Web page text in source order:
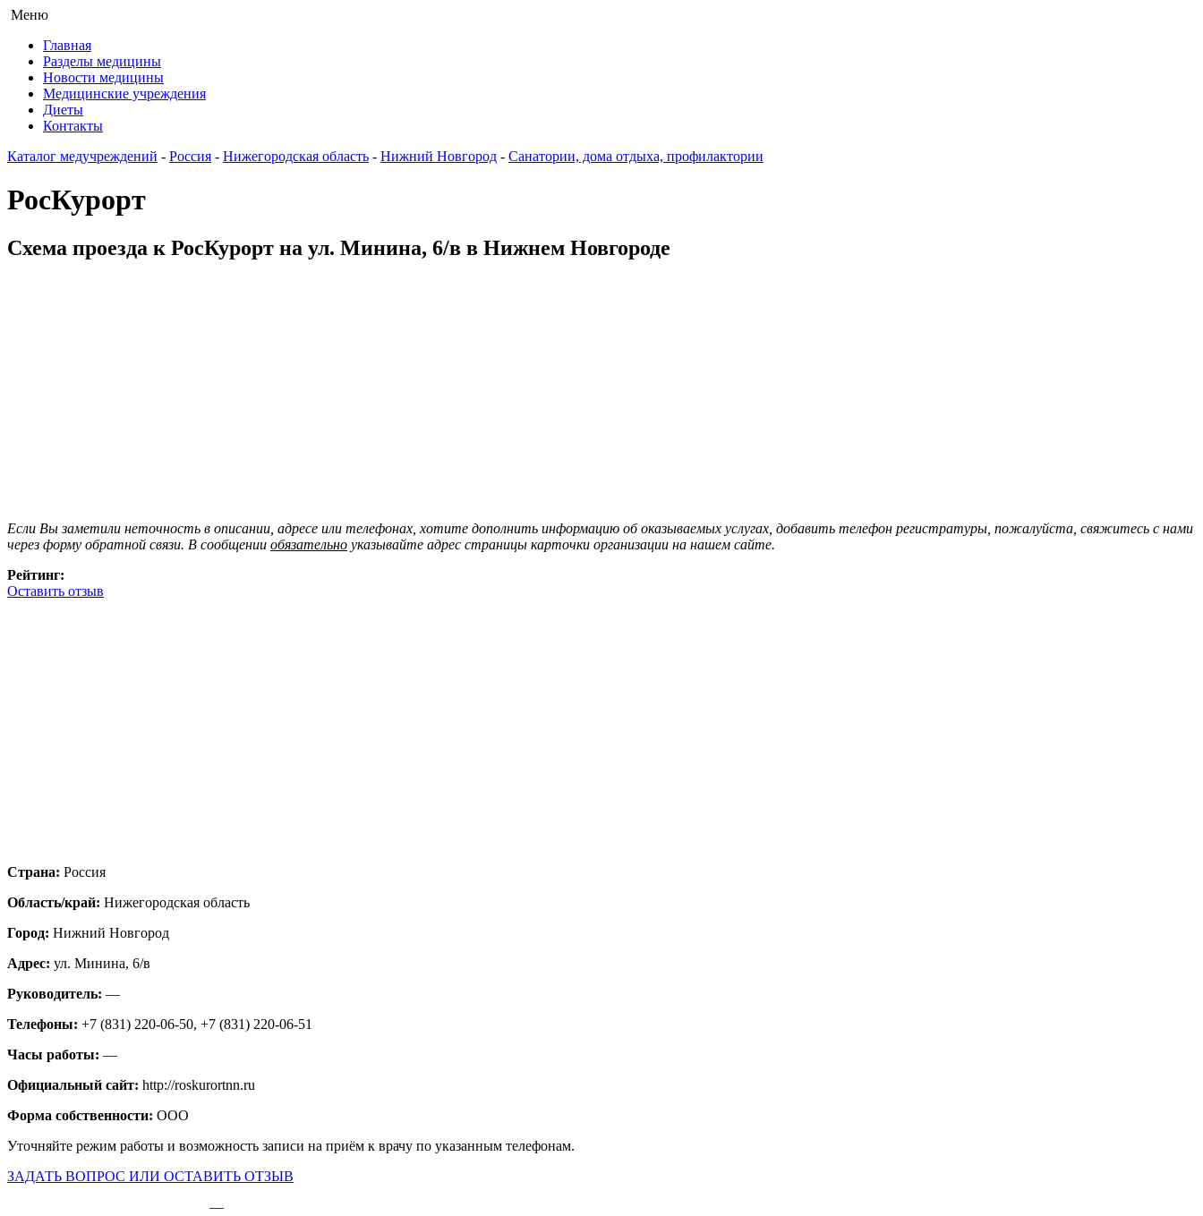
Меню
Главная
Разделы медицины
Новости медицины
Медицинские учреждения
Диеты
Контакты
Каталог медучреждений - Россия - Нижегородская область - Нижний Новгород - Санатории, дома отдыха, профилактории
РосКурорт
Схема проезда к РосКурорт на ул. Минина, 6/в в Нижнем Новгороде
Если Вы заметили неточность в описании, адресе или телефонах, хотите дополнить информацию об оказываемых услугах, добавить телефон регистратуры, пожалуйста, свяжитесь с нами
через форму обратной связи. В сообщении обязательно указывайте адрес страницы карточки организации на нашем сайте.
Рейтинг:
Оставить отзыв
Страна: Россия
Область/край: Нижегородская область
Город: Нижний Новгород
Адрес: ул. Минина, 6/в
Руководитель: —
Телефоны: +7 (831) 220-06-50, +7 (831) 220-06-51
Часы работы: —
Официальный сайт: http://roskurortnn.ru
Форма собственности: OOO
Уточняйте режим работы и возможность записи на приём к врачу по указанным телефонам.
ЗАДАТЬ ВОПРОС ИЛИ ОСТАВИТЬ ОТЗЫВ
—